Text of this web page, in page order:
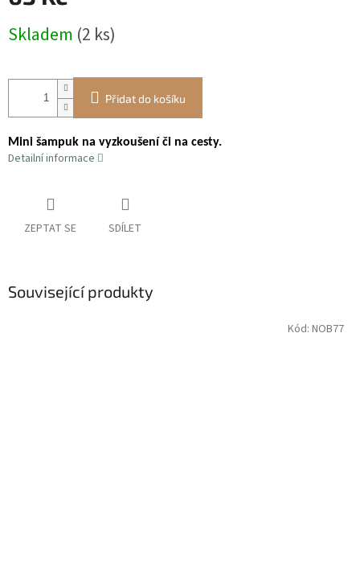
cena:
Skladem (2 ks)
Přidat do košíku
Mini šampuk na vyzkoušení či na cesty.
Detailní informace
ZEPTAT SE SDÍLET
Související produkty
Kód: NOB77